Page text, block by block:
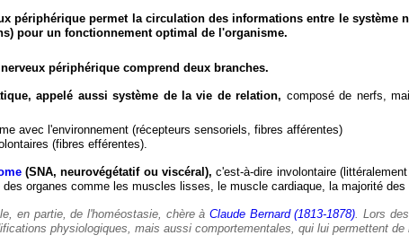
périphérique permet la circulation des informations entre le système
pour un fonctionnement optimal de l'organisme.
périphérique comprend deux branches.
appelé aussi système de la vie de relation, composé de nerfs,
avec l'environnement (récepteurs sensoriels, fibres afférentes)
(fibres efférentes).
(SNA, neurovégétatif ou viscéral), c'est-à-dire involontaire
organes comme les muscles lisses, le muscle cardiaque, la majorité
en partie, de l'homéostasie, chère àClaude Bernard (1813-1878). Lors
physiologiques, mais aussi comportementales, qui lui permettent de